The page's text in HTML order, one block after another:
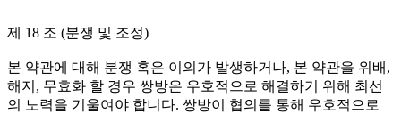
제 18 조 (분쟁 및 조정)
본 약관에 대해 분쟁 혹은 이의가 발생하거나, 본 약관을 위배,
해지, 무효화 할 경우 쌍방은 우호적으로 해결하기 위해 최선
의 노력을 기울여야 합니다. 쌍방이 협의를 통해 우호적으로